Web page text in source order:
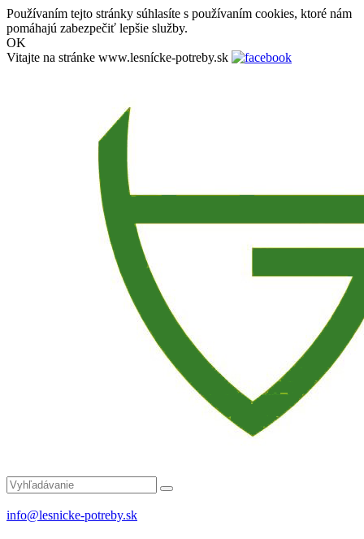
Používaním tejto stránky súhlasíte s používaním cookies, ktoré nám
pomáhajú zabezpečiť lepšie služby.
OK
Vitajte na stránke www.lesnícke-potreby.sk
info@lesnicke-potreby.sk